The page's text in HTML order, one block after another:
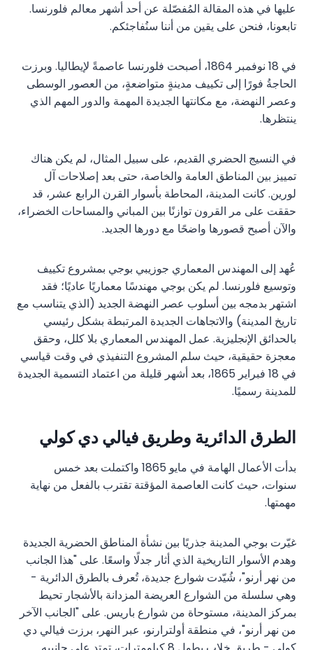
عليها في هذه المقالة المُفصّلة عن أحد أشهر معالم فلورنسا.
تابعونا، فنحن على يقين من أننا سنُفاجئكم.
في 18 نوفمبر 1864، أصبحت فلورنسا عاصمةً لإيطاليا. وبرزت
الحاجةُ فورًا إلى تكييف مدينةٍ متواضعةٍ، من العصور الوسطى
وعصر النهضة، مع مكانتها الجديدة المهمة والدور المهم الذي
ينتظرها.
في النسيج الحضري القديم، على سبيل المثال، لم يكن هناك
تمييز بين المناطق العامة والخاصة، حتى بعد إصلاحات آل
لورين. كانت المدينة، المحاطة بأسوار القرن الرابع عشر، قد
حققت على مر القرون توازنًا بين المباني والمساحات الخضراء،
والآن أصبح قصورها واضحًا مع دورها الجديد.
عُهد إلى المهندس المعماري جوزيبي بوجي بمشروع تكييف
وتوسيع فلورنسا. لم يكن بوجي مهندسًا معماريًا عاديًا؛ فقد
اشتهر بدمجه بين أسلوب عصر النهضة الجديد (الذي يتناسب مع
تاريخ المدينة) والاتجاهات الجديدة المرتبطة بشكل رئيسي
بالحدائق الإنجليزية. عمل المهندس المعماري بلا كلل، وحقق
معجزة حقيقية، حيث سلم المشروع التنفيذي في وقت قياسي
في 18 فبراير 1865، بعد أشهر قليلة من اعتماد التسمية الجديدة
للمدينة رسميًا.
الطرق الدائرية وطريق فيالي دي كولي
بدأت الأعمال الهامة في مايو 1865 واكتملت بعد خمس
سنوات، حيث كانت العاصمة المؤقتة تقترب بالفعل من نهاية
مهمتها.
غيّرت بوجي المدينة جذريًا بين نشأة المناطق الحضرية الجديدة
وهدم الأسوار التاريخية الذي أثار جدلًا واسعًا. على "هذا الجانب
من نهر أرنو"، شُيّدت شوارع جديدة، تُعرف بالطرق الدائرية -
وهي سلسلة من الشوارع العريضة المزدانة بالأشجار تحيط
بمركز المدينة، مستوحاة من شوارع باريس. على "الجانب الآخر
من نهر أرنو"، في منطقة أولترارنو، عبر النهر، برزت فيالي دي